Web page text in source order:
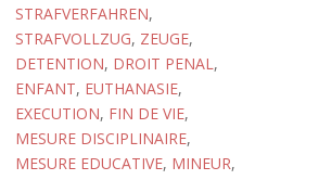
STRAFVERFAHREN,
STRAFVOLLZUG, ZEUGE,
DETENTION, DROIT PENAL,
ENFANT, EUTHANASIE,
EXECUTION, FIN DE VIE,
MESURE DISCIPLINAIRE,
MESURE EDUCATIVE, MINEUR,